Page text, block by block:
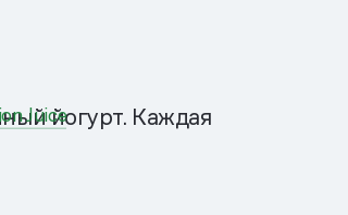
Juiceйогурт. Каждая